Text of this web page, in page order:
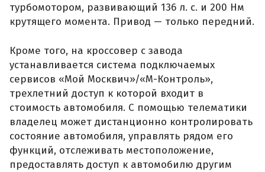
турбомотором, развивающий 136 л. с. и 200 Нм
крутящего момента. Привод — только передний.
Кроме того, на кроссовер с завода
устанавливается система подключаемых
сервисов «Мой Москвич»/«М-Контроль»,
трехлетний доступ к которой входит в
стоимость автомобиля. С помощью телематики
владелец может дистанционно контролировать
состояние автомобиля, управлять рядом его
функций, отслеживать местоположение,
предоставлять доступ к автомобилю другим